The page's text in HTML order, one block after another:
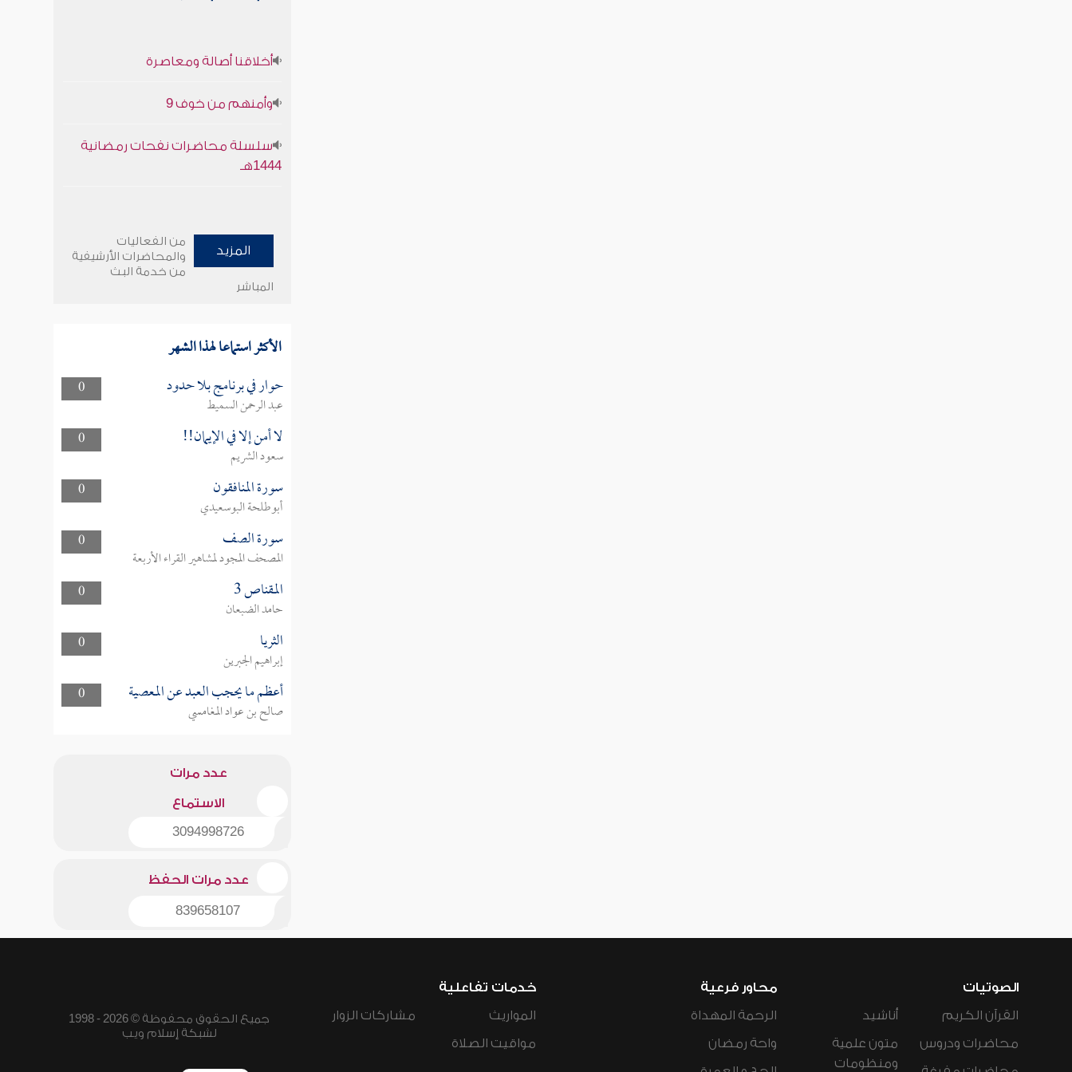
أخلاقنا أصالة ومعاصرة
وأمنهم من خوف 9
سلسلة محاضرات نفحات رمضانية
1444هـ
المزيد
من الفعاليات
والمحاضرات الأرشيفية
من خدمة البث
المباشر
الأكثر استماعا لهذا الشهر
0 حوار في برنامج بلا حدود
عبد الرحمن السميط
0
لا أمن إلا في الإيمان!!
سعود الشريم
0
سورة المنافقون
أبوطلحة البوسعيدي
0
سورة الصف
المصحف المجود لمشاهير القراء الأربعة
0
المقناص 3
حامد الضبعان
0
الثريا
إبراهيم الجبرين
0
أعظم ما يحجب العبد عن المعصية
صالح بن عواد المغامسي
عدد مرات
الاستماع
3094998726
عدد مرات الحفظ
839658107
الصوتيات
القرآن الكريم
محاضرات ودروس
أناشيد
متون علمية
ومنظومات
محاور فرعية
الرحمة المهداة
واحة رمضان
خدمات تفاعلية
المواريث
مواقيت الصلاة
مشاركات الزوار
جميع الحقوق محفوظة © 2026 - 1998
لشبكة إسلام ويب